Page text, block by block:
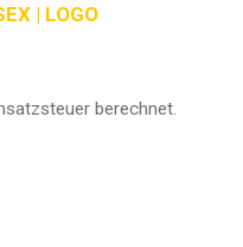
| LOGO
berechnet.